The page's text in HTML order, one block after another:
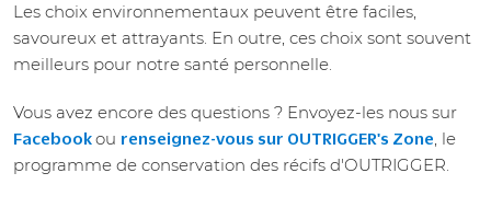
Les choix environnementaux peuvent être faciles,
savoureux et attrayants. En outre, ces choix sont souvent
meilleurs pour notre santé personnelle.
Vous avez encore des questions ? Envoyez-les nous sur
Facebookou renseignez-vous sur OUTRIGGER's Zone, le
programme de conservation des récifs d'OUTRIGGER.